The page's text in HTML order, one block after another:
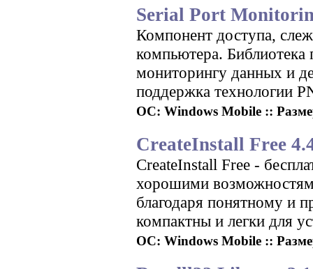
Serial Port
Компонент доступа,
компьютера. Библиотека
мониторингу данных и
поддержка технологии
ОС: Windows Mobile ::
CreateInstall Free
CreateInstall Free -
хорошими
благодаря понятному и
компактны и легки для
ОС: Windows Mobile ::